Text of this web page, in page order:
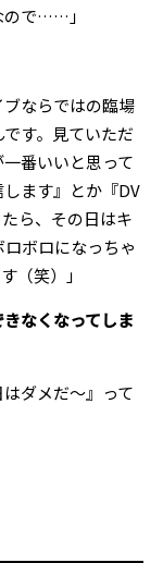
ので……」
ならではの臨場
す。見ていただ
番いいと思って
ます』とか『DV
ら、その日はキ
ボロになっちゃ
（笑）」
きなくなってしま
ダメだ〜』って